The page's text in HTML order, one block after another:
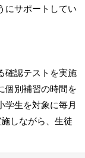
にサポートしてい
確認テストを実施
個別補習の時間を
学生を対象に毎月
しながら、生徒